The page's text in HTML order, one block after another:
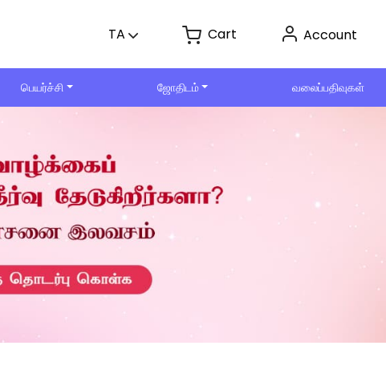
TA Cart Account
பெயர்ச்சி ஜோதிடம் வலைப்பதிவுகள்